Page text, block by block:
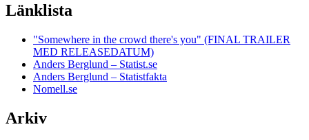
Länklista
"Somewhere in the crowd there's you" (FINAL TRAILER
MED RELEASEDATUM)
Anders Berglund – Statist.se
Anders Berglund – Statistfakta
Nomell.se
Arkiv